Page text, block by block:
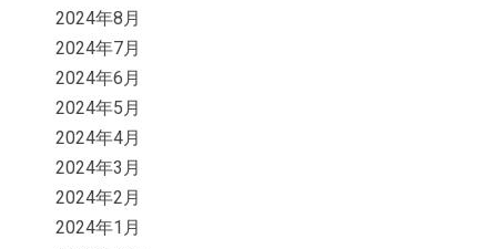
2024年8月
2024年7月
2024年6月
2024年5月
2024年4月
2024年3月
2024年2月
2024年1月